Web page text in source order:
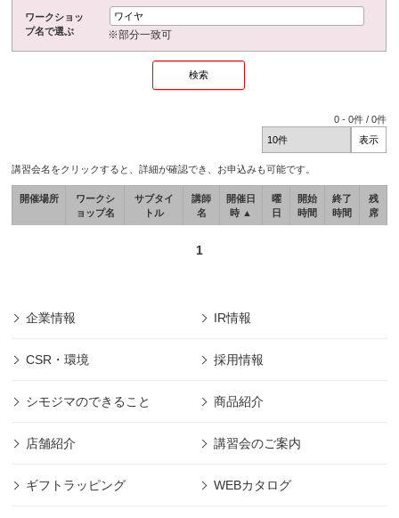
ワークショッ
プ名で選ぶ
※部分一致可
0 -0件 /0件
講習会名をクリックすると、詳細が確認でき、お申込みも可能です。
開催場所
ワークシ
ョップ名
サブタイ
トル
講師
名
開催日
時 ▲
曜
日
開始
時間
終了
時間
残
席
1
企業情報 IR情報
CSR・環境 採用情報
シモジマのできること 商品紹介
店舗紹介 講習会のご案内
ギフトラッピング WEBカタログ